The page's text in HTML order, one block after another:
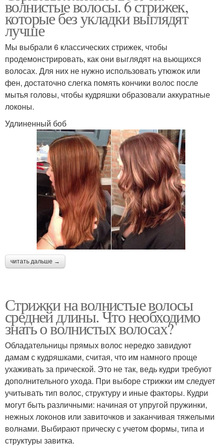
волнистые волосы. 6 стрижек,
которые без укладки выглядят
лучше
Мы выбрали 6 классических стрижек, чтобы
продемонстрировать, как они выглядят на вьющихся
волосах. Для них не нужно использовать утюжок или
фен, достаточно слегка помять кончики волос после
мытья головы, чтобы кудряшки образовали аккуратные
локоны.
Удлиненный боб
читать дальше →
Стрижки на волнистые волосы
средней длины. Что необходимо
знать о волнистых волосах?
Обладательницы прямых волос нередко завидуют
дамам с кудряшками, считая, что им намного проще
ухаживать за прической. Это не так, ведь кудри требуют
дополнительного ухода. При выборе стрижки им следует
учитывать тип волос, структуру и иные факторы. Кудри
могут быть различными: начиная от упругой пружинки,
нежных локонов или завиточков и заканчивая тяжелыми
волнами. Выбирают прическу с учетом формы, типа и
структуры завитка.